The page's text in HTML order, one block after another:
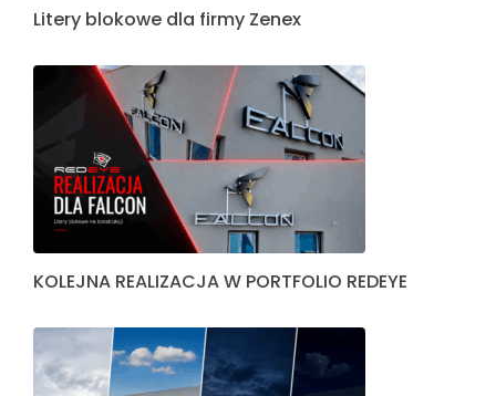
Litery blokowe dla firmy Zenex
KOLEJNA REALIZACJA W PORTFOLIO REDEYE